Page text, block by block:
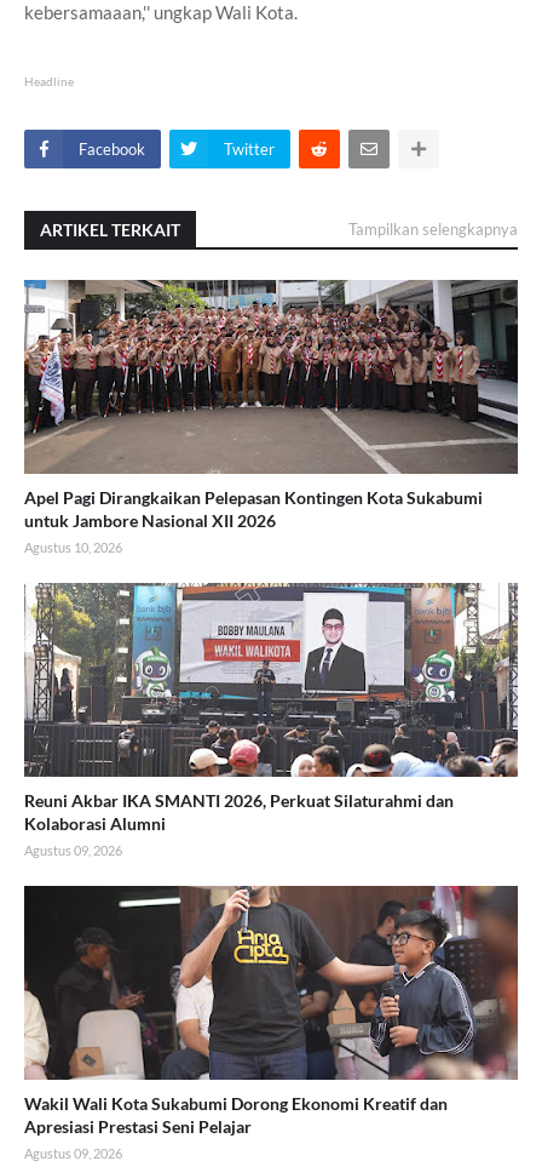
kebersamaaan,'' ungkap Wali Kota.
Headline
Facebook Twitter
ARTIKEL TERKAIT Tampilkan selengkapnya
Apel Pagi Dirangkaikan Pelepasan Kontingen Kota Sukabumi
untuk Jambore Nasional XII 2026
Agustus 10, 2026
Reuni Akbar IKA SMANTI 2026, Perkuat Silaturahmi dan
Kolaborasi Alumni
Agustus 09, 2026
Wakil Wali Kota Sukabumi Dorong Ekonomi Kreatif dan
Apresiasi Prestasi Seni Pelajar
Agustus 09, 2026